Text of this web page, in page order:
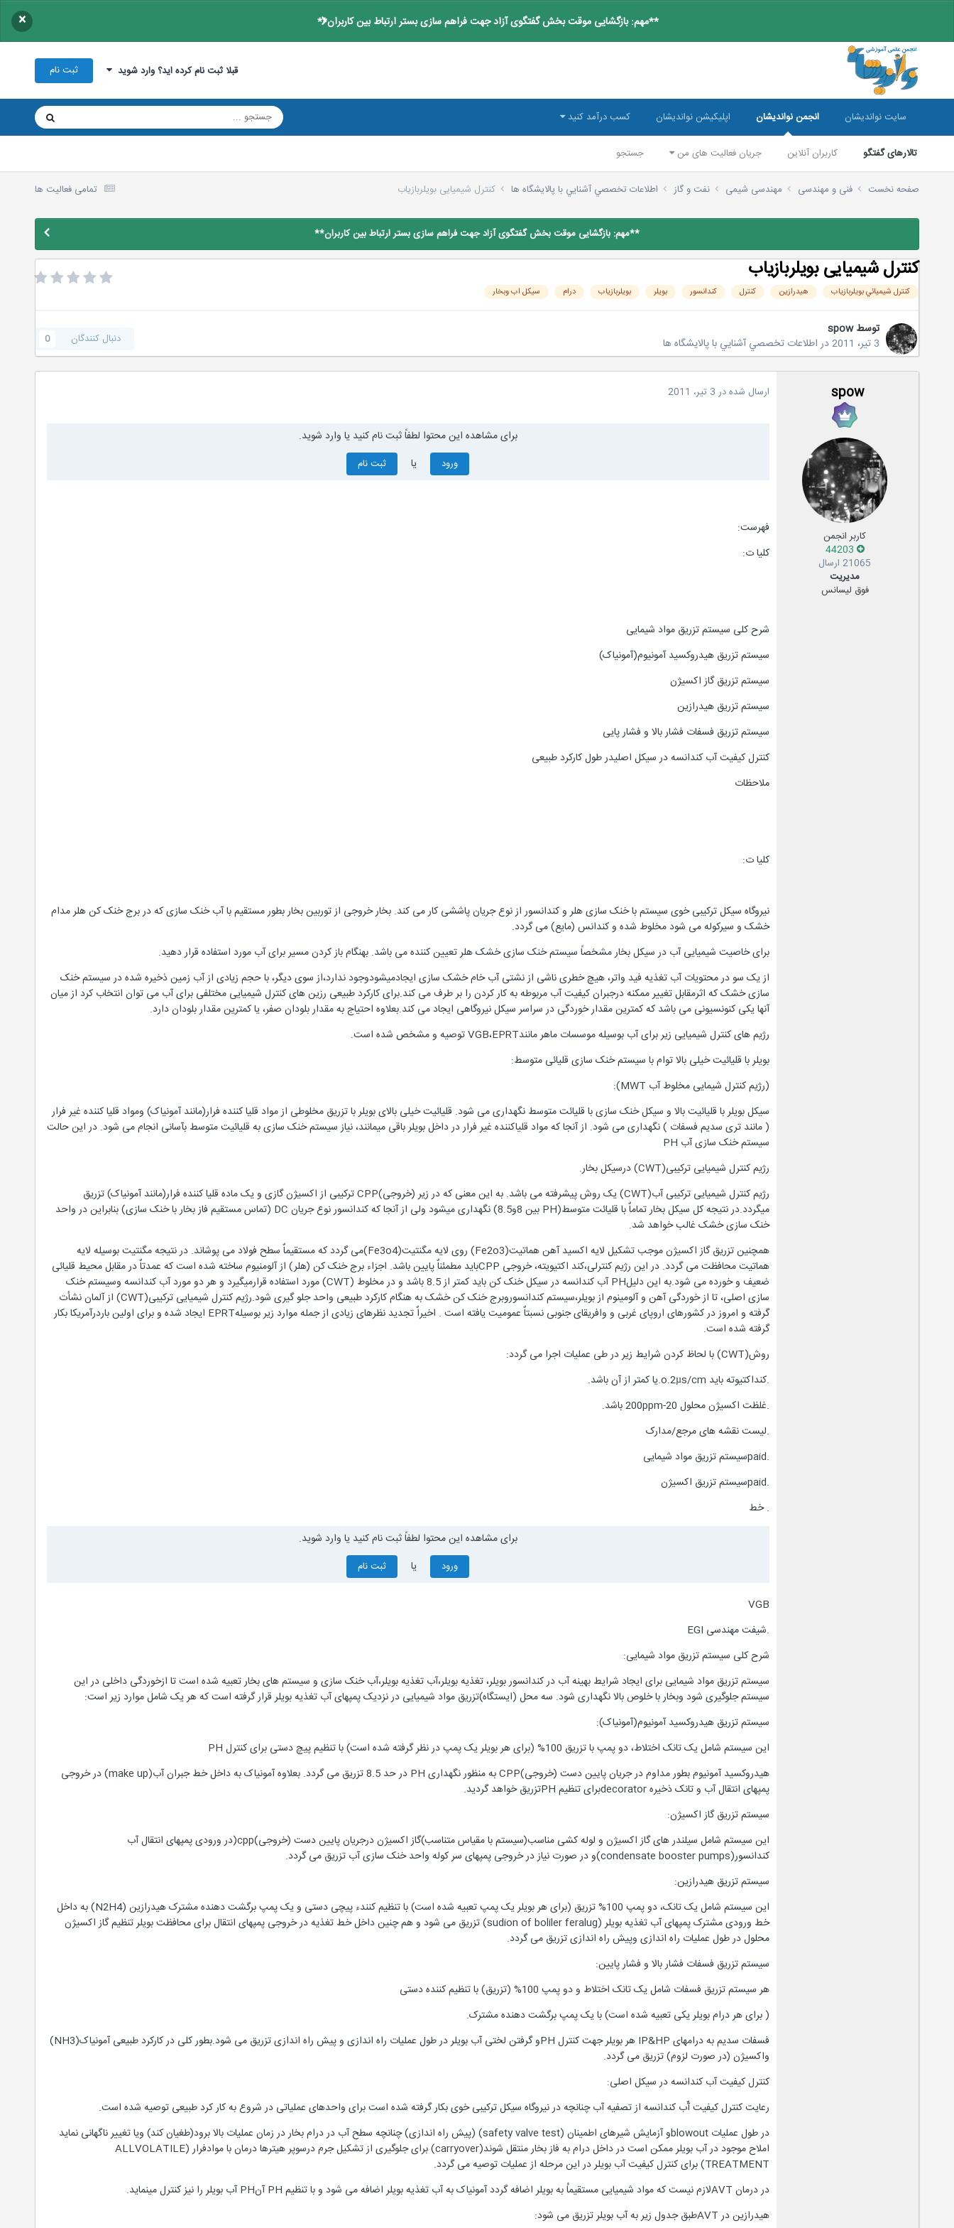
**مهم: بازگشایی موقت بخش گفتگوی آزاد جهت فراهم سازی بستر ارتباط بین کاربران** ×
قبلا ثبت نام کرده اید؟ وارد شوید ثبت نام
سایت نواندیشان انجمن نواندیشان
تالارهای گفتگو کاربران آنلاین جریان فعالیت های من جستجو
اپلیکیشن نواندیشان کسب درآمد کنید
تمامی فعالیت ها صفحه نخست فنی و مهندسی مهندسی شیمی نفت و گاز اطلاعات تخصصي آشنايي با پالايشگاه ها كنترل شيميایی بويلربازياب
**مهم: بازگشایی موقت بخش گفتگوی آزاد جهت فراهم سازی بستر ارتباط بین کاربران**
كنترل شيميایی بويلربازياب
كنترل شيميائي بويلربازياب هیدرازین کنترل کندانسور بویلر بویلربازیاب درام سیکل اب وبخار
توسطspow
3 تیر، 2011
دراطلاعات تخصصي آشنايي با پالايشگاه ها دنبال کنندگان 0
spow
کاربر انجمن
21065 ارسال
مدیریت
فوق لیسانس
ارسال شده در 3 تیر، 2011
برای مشاهده این محتوا لطفاً ثبت نام کنید یا وارد شوید.
ورود یا ثبت نام
فهرست:
کلیا ت:
شرح کلی سیستم تزریق مواد شیمایی
سیستم تزریق هیدروکسید آمونیوم(آمونیاک)
سیستم تزریق گاز اکسیژن
سیستم تزریق هیدرازین
سیستم تزریق فسفات فشار بالا و فشار پایی
کنترل کیفیت آب کندانسه در سیکل اصلیدر طول کارکرد طبیعی
ملاحظات
کلیا ت:
نیروگاه سیکل ترکیبی خوی سیستم با خنک سازی هلر و کندانسور از نوع جریان پاششی کار می کند. بخار خروجی از توربین بخار بطور مستقیم با آب خنک سازی که در برج خنک کن هلر مدام
خشک و سیرکوله می شود مخلوط شده و کندانس (مایع) می گردد.
برای خاصیت شیمیایی آب در سیکل بخار مشخصاً سیستم خنک سازی خشک هلر تعیین کننده می باشد. بهنگام باز کردن مسیر برای آب مورد استفاده قرار دهيد.
از یک سو در محتویات آب تغذیه فيد واتر، هیچ خطری ناشی از نشتی آب خام خشک سازی ایجادمیشودوجود ندارد،از سوی دیگر، با حجم زیادی از آب زمین ذخیره شده در سیستم خنک
سازی خشک که اثرمقابل تغییر ممکنه درجبران کیفیت آب مربوطه به کار کردن را بر طرف می کند.برای کارکرد طبیعی رزین های کنترل شیمیایی مختلفی برای آب می توان انتخاب کرد از میان
آنها یکی کنونسیونی می باشد که کمترین مقدار خوردگی در سراسر سیکل نیروگاهی ایجاد می کند.بعلاوه احتیاج به مقدار بلودان صفر، یا کمترین مقدار بلودان دارد.
رژیم های کنترل شیمیایی زیر برای آب بوسیله موسسات ماهر مانندVGB،EPRT توصیه و مشخص شده است.
بویلر با قلیائیت خیلی بالا توام با سیستم خنک سازی قلیائی متوسط:
(رژیم کنترل شیمایی مخلوط آب MWT):
سیکل بویلر با قلیائیت بالا و سیکل خنک سازی با قلیائت متوسط نگهداری می شود. قلیائیت خیلی بالای بویلر با تزریق مخلوطی از مواد قلیا کننده فرار(مانند آمونیاک) ومواد قلیا کننده غیر فرار
( مانند تری سدیم فسفات ) نگهداری می شود. از آنجا که مواد قلیاکننده غیر فرار در داخل بویلر باقی میمانند، نیاز سیستم خنک سازی به قلیائیت متوسط بآسانی انجام می شود. در این حالت
سیستم خنک سازی آب PH
رژیم کنترل شیمیایی ترکیبی(CWT) درسیکل بخار.
رژیم کنترل شیمیایی ترکیبی آب(CWT) یک روش پیشرفته می باشد. به این معنی که در زیر (خروجی)CPP ترکیبی از اکسیژن گازی و یک ماده قلیا کننده فرار(مانند آمونیاک) تزریق
میگردد.در نتیجه کل سیکل بخار تماماٌ با قلیائت متوسط(PH بین 8و8.5) نگهداری میشود ولی از آنجا که کندانسور نوع جریان DC (تماس مستقیم فاز بخار با خنک سازی) بنابراین در واحد
خنک سازی خشک غالب خواهد شد.
همچنین تزریق گاز اکسیژن موجب تشکیل لایه اکسید آهن هماتیت(Fe2o3) روی لایه مگنتیت(Fe3o4)می گردد که مستقیماٌ سطح فولاد می پوشاند. در نتیجه مگنتیت بوسیله لایه
هماتیت محافظت می گردد. در این رژیم کنترلی،کند اکتیویته، خروجی CPPباید مطمئناٌ پایین باشد. اجزاء برج خنک کن (هلر) از آلومنیوم ساخته شده است که عمدتاٌ در مقابل محیط قلیائی
ضعیف و خورده می شود.به این دلیلPH آب کندانسه در سیکل خنک کن باید کمتر از 8.5 باشد و در مخلوط (CWT) مورد استفاده قرارمیگیرد و هر دو مورد آب کندانسه وسیستم خنک
سازی اصلی، تا از خوردگی آهن و آلومینوم از بویلر،سیستم کندانسوروبرج خنک کن خشک به هنگام کارکرد طبیعی واحد جلو گیری شود.رژیم کنترل شیمیایی ترکیبی(CWT) از آلمان نشأت
گرفته و امروز در کشورهای اروپای غربی و وافریقای جنوبی نسبتاٌ عمومیت یافته است . اخیراٌ تجدید نظرهای زیادی از جمله موارد زیر بوسیلهEPRT ایجاد شده و برای اولین باردرآمریکا بکار
گرفته شده است.
روش(CWT) با لحاظ کردن شرایط زیر در طی عملیات اجرا می گردد:
.کنداکتیوته باید o.2µs/cm.یا کمتر از آن باشد.
.غلظت اکسیژن محلول 200ppm-20 باشد.
.لیست نقشه های مرجع/مدارک
.paidسیستم تزریق مواد شیمایی
.paidسیستم تزریق اکسیژن
. خط
برای مشاهده این محتوا لطفاً ثبت نام کنید یا وارد شوید.
ورود یا ثبت نام
VGB
.شیفت مهندسی EGI
شرح کلی سیستم تزریق مواد شیمایی:
سیستم تزریق مواد شیمایی برای ایجاد شرایط بهینه آب در کندانسور بویلر، تغذیه بویلر،آب تغذیه بویلر،آب خنک سازی و سیستم های بخار تعبیه شده است تا ازخوردگی داخلی در این
سیستم جلوگیری شود وبخار با خلوص بالا نگهداری شود. سه محل (ایستگاه)تزریق مواد شیمیایی در نزدیک پمپهای آب تغذیه بویلر قرار گرفته است که هر یک شامل موارد زیر است:
سیستم تزریق هیدروکسید آمونیوم(آمونیاک):
این سیستم شامل یک تانک اختلاط، دو پمپ با تزریق 100% (برای هر بویلر یک پمپ در نظر گرفته شده است) با تنظیم پیچ دستی برای کنترل PH
هیدروکسید آمونیوم بطور مداوم در جریان پایین دست (خروجی)CPP به منظور نگهداری PH در حد 8.5 تزریق می گردد. بعلاوه آمونیاک به داخل خط جبران آب(make up) در خروجی
پمپهای انتقال آب و تانک ذخیره decoratorبرای تنظیم PHتزریق خواهد گردید.
سیستم تزریق گاز اکسیژن:
این سیستم شامل سیلندر های گاز اکسیژن و لوله کشی مناسب(سیستم با مقیاس متناسب)گاز اکسیژن درجریان پایین دست (خروجی)cpp(در ورودی پمپهای انتقال آب
کندانسور(condensate booster pumps)و در صورت نیاز در خروجی پمپهای سر کوله واحد خنک سازی آب تزریق می گردد.
سیستم تزریق هیدرازین:
این سیستم شامل یک تانک، دو پمپ 100% تزریق (برای هر بویلر یک پمپ تعبیه شده است) با تنظیم کنندء پیچی دستی و یک پمپ برگشت دهنده مشترک هیدرازین (N2H4) به داخل
خط ورودی مشترک پمپهای آب تغذیه بویلر (sudion of boliler feralug) تزریق می شود و هم چنین داخل خط تغذيه در خروجی پمپهای انتقال برای محافظت بویلر تنظیم گاز اکسیژن
محلول در طول عملیات راه اندازی وپیش راه اندازی تزریق می گردد.
سیستم تزریق فسفات فشار بالا و فشار پایین:
هر سیستم تزریق فسفات شامل یک تانک اختلاط و دو پمپ 100% (تزریق) با تنظیم کننده دستی
( برای هر درام بویلر یکی تعبیه شده است) با یک پمپ برگشت دهنده مشترک.
فسفات سدیم به درامهای IP&HP هر بویلر جهت کنترل PHو گرفتن لختی آب بویلر در طول عملیات راه اندازی و پیش راه اندازی تزریق می شود.بطور کلی در کارکرد طبیعی آمونیاک(NH3)
واکسیژن (در صورت لزوم) تزریق می گردد.
کنترل کیفیت آب کندانسه در سیکل اصلی:
رعایت کنترل کیفیت آّب کندانسه از تصفیه آب چنانچه در نیروگاه سیکل ترکیبی خوی بکار گرفته شده است برای واحدهای عملیاتی در شروع به کار کرد طبیعی توصیه شده است.
در طول عملیات blowoutو آزمایش شیرهای اطمینان (safety valve test) (پیش راه اندازی) چنانچه سطح آب در درام بخار در زمان عملیات بالا برود(طغیان کند) ویا تغییر ناگهانی نماید
املاح موجود در آب بویلر ممکن است در داخل درام به فاز بخار منتقل شوند(carryover) برای جلوگیری از تشکیل جرم درسوپر هیترها درمان با موادفرار (ALLVOLATILE
TREATMENT) برای کنترل کیفیت آب بویلر در این مرحله از عملیات توصیه می گردد.
در درمان AVTلازم نیست که مواد شیمیایی مستقیماُ به بویلر اضافه گردد آمونیاک به آب تغذیه بویلر اضافه می شود و با تنظیم PH آنPH آب بویلر را نیز کنترل مینماید.
هیدرازین در AVTطبق جدول زیر به آب بویلر تزریق می شود: